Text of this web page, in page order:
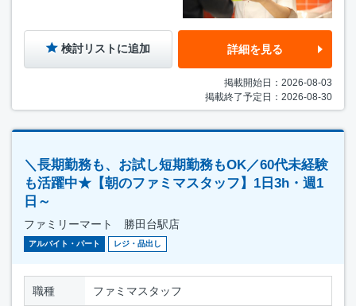
検討リストに追加 詳細を見る
掲載開始日：2026-08-03
掲載終了予定日：2026-08-30
＼長期勤務も、お試し短期勤務もOK／60代未経験
も活躍中★【朝のファミマスタッフ】1日3h・週1
日～
ファミリーマート 勝田台駅店
アルバイト・パート レジ・品出し
職種 ファミマスタッフ